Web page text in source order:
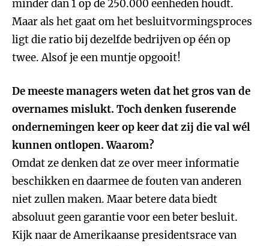
minder dan 1 op de 250.000 eenheden houdt.
Maar als het gaat om het besluitvormingsproces
ligt die ratio bij dezelfde bedrijven op één op
twee. Alsof je een muntje opgooit!
De meeste managers weten dat het gros van de
overnames mislukt. Toch denken fuserende
ondernemingen keer op keer dat zij die val wél
kunnen ontlopen. Waarom?
Omdat ze denken dat ze over meer informatie
beschikken en daarmee de fouten van anderen
niet zullen maken. Maar betere data biedt
absoluut geen garantie voor een beter besluit.
Kijk naar de Amerikaanse presidentsrace van